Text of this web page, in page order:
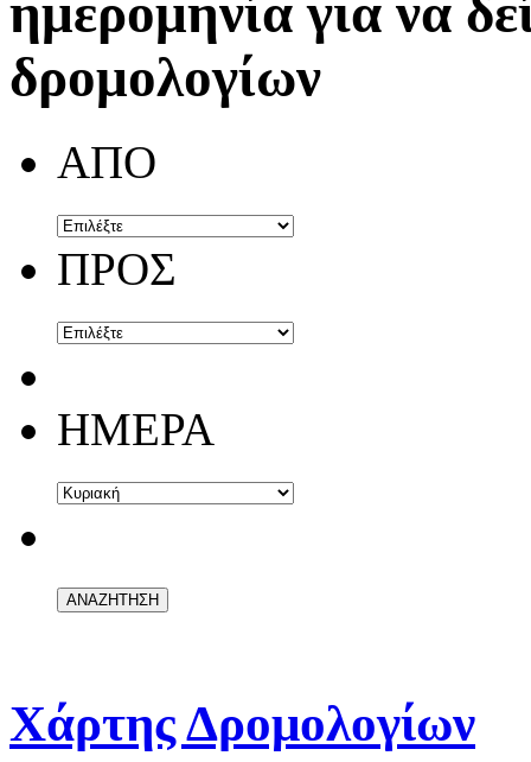
ημερομηνία για να
δρομολογίων
ΑΠΟ
ΠΡΟΣ
ΗΜΕΡΑ
Χάρτης Δρομολογίων